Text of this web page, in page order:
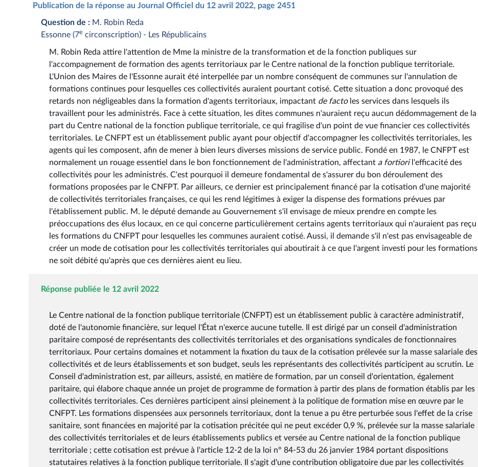
Publication de la réponse au Journal Officiel du 12 avril 2022, page 2451
Question de : M. Robin Reda
Essonne (7e circonscription) - Les Républicains
M. Robin Reda attire l'attention de Mme la ministre de la transformation et de la fonction publiques sur
l'accompagnement de formation des agents territoriaux par le Centre national de la fonction publique territoriale.
L'Union des Maires de l'Essonne aurait été interpellée par un nombre conséquent de communes sur l'annulation de
formations continues pour lesquelles ces collectivités auraient pourtant cotisé. Cette situation a donc provoqué des
retards non négligeables dans la formation d'agents territoriaux, impactant de factoles services dans lesquels ils
travaillent pour les administrés. Face à cette situation, les dites communes n'auraient reçu aucun dédommagement de la
part du Centre national de la fonction publique territoriale, ce qui fragilise d'un point de vue financier ces collectivités
territoriales. Le CNFPT est un établissement public ayant pour objectif d'accompagner les collectivités territoriales, les
agents qui les composent, afin de mener à bien leurs diverses missions de service public. Fondé en 1987, le CNFPT est
normalement un rouage essentiel dans le bon fonctionnement de l'administration, affectant a fortioril'efficacité des
collectivités pour les administrés. C'est pourquoi il demeure fondamental de s'assurer du bon déroulement des
formations proposées par le CNFPT. Par ailleurs, ce dernier est principalement financé par la cotisation d'une majorité
de collectivités territoriales françaises, ce qui les rend légitimes à exiger la dispense des formations prévues par
l'établissement public. M. le député demande au Gouvernement s'il envisage de mieux prendre en compte les
préoccupations des élus locaux, en ce qui concerne particulièrement certains agents territoriaux qui n'auraient pas reçu
les formations du CNFPT pour lesquelles les communes auraient cotisé. Aussi, il demande s'il n'est pas envisageable de
créer un mode de cotisation pour les collectivités territoriales qui aboutirait à ce que l'argent investi pour les formations
ne soit débité qu'après que ces dernières aient eu lieu.
Réponse publiée le 12 avril 2022
Le Centre national de la fonction publique territoriale (CNFPT) est un établissement public à caractère administratif,
doté de l'autonomie financière, sur lequel l'État n'exerce aucune tutelle. Il est dirigé par un conseil d'administration
paritaire composé de représentants des collectivités territoriales et des organisations syndicales de fonctionnaires
territoriaux. Pour certains domaines et notamment la fixation du taux de la cotisation prélevée sur la masse salariale des
collectivités et de leurs établissements et son budget, seuls les représentants des collectivités participent au scrutin. Le
Conseil d'administration est, par ailleurs, assisté, en matière de formation, par un conseil d'orientation, également
paritaire, qui élabore chaque année un projet de programme de formation à partir des plans de formation établis par les
collectivités territoriales. Ces dernières participent ainsi pleinement à la politique de formation mise en œuvre par le
CNFPT. Les formations dispensées aux personnels territoriaux, dont la tenue a pu être perturbée sous l'effet de la crise
sanitaire, sont financées en majorité par la cotisation précitée qui ne peut excéder 0,9 %, prélevée sur la masse salariale
des collectivités territoriales et de leurs établissements publics et versée au Centre national de la fonction publique
territoriale ; cette cotisation est prévue à l'article 12-2 de la loi n° 84-53 du 26 janvier 1984 portant dispositions
statutaires relatives à la fonction publique territoriale. Il s'agit d'une contribution obligatoire due par les collectivités